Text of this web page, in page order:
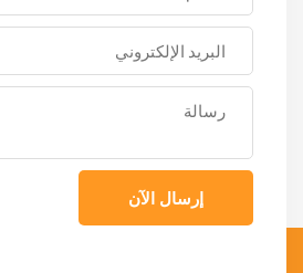
إرسال الآن